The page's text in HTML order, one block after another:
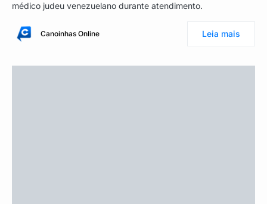
médico judeu venezuelano durante atendimento.
Canoinhas Online Leia mais